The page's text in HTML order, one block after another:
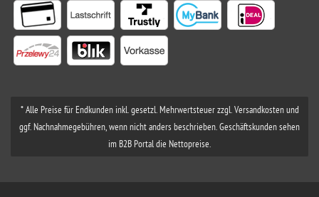
* Alle Preise für Endkunden inkl. gesetzl. Mehrwertsteuer zzgl. Versandkosten und
ggf. Nachnahmegebühren, wenn nicht anders beschrieben. Geschäftskunden sehen
im B2B Portal die Nettopreise.